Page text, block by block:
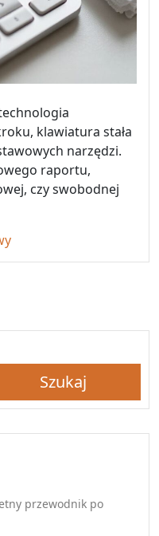
klawiatura stała
narzędzi.
raportu,
czy swobodnej
Szukaj
przewodnik po